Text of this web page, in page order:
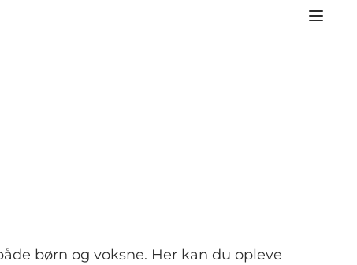
børn og voksne. Her kan du opleve